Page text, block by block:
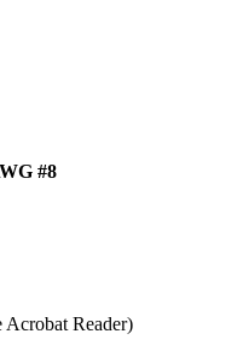
#8
Acrobat Reader)